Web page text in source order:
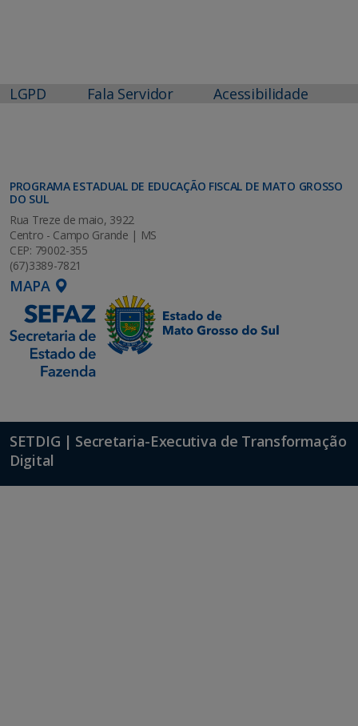
LGPD Fala Servidor Acessibilidade
PROGRAMA ESTADUAL DE EDUCAÇÃO FISCAL DE MATO GROSSO
DO SUL
Rua Treze de maio, 3922
Centro - Campo Grande | MS
CEP: 79002-355
(67)3389-7821
MAPA
SETDIG | Secretaria-Executiva de Transformação
Digital